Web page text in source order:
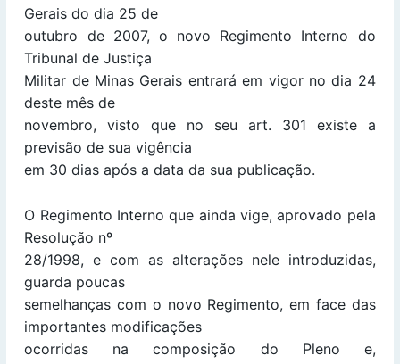
Gerais do dia 25 de
outubro de 2007, o novo Regimento Interno do
Tribunal de Justiça
Militar de Minas Gerais entrará em vigor no dia 24
deste mês de
novembro, visto que no seu art. 301 existe a
previsão de sua vigência
em 30 dias após a data da sua publicação.
O Regimento Interno que ainda vige, aprovado pela
Resolução nº
28/1998, e com as alterações nele introduzidas,
guarda poucas
semelhanças com o novo Regimento, em face das
importantes modificações
ocorridas na composição do Pleno e,